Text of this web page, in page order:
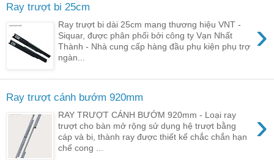
Ray trượt bi 25cm
›
Ray trượt bi dài 25cm mang thương hiệu VNT -
Siquar, được phân phối bởi công ty Vạn Nhất
Thành - Nhà cung cấp hàng đầu phụ kiện phụ trợ
ngàn...
Ray trượt cánh bướm 920mm
›
RAY TRƯỢT CÁNH BƯỚM 920mm - Loại ray
trượt cho bàn mở rộng sử dụng hệ trượt bằng
cáp và bi, thành ray được thiết kế chắc chắn hạn
chế cong ...